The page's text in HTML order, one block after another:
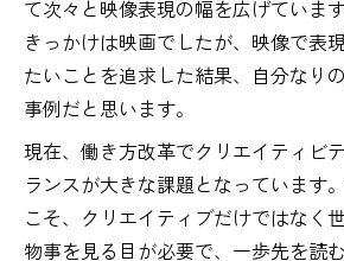
て次々と映像表現の幅を広げていま
きっかけは映画でしたが、映像で表
たいことを追求した結果、自分なり
事例だと思います。
現在、働き方改革でクリエイティビ
ランスが大きな課題となっています
こそ、クリエイティブだけではなく
物事を見る目が必要で、一歩先を読